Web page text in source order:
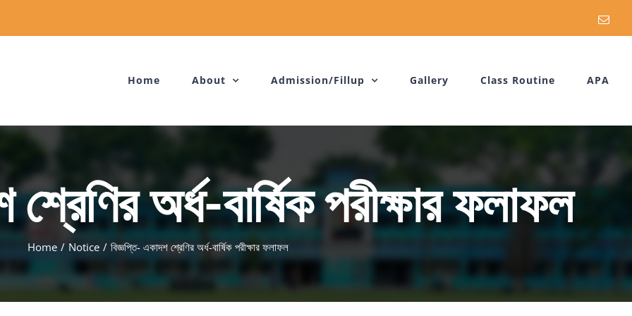
Home About Admission/Fillup Gallery Class Routine APA
অর্ধ-বার্ষিক পরীক্ষার ফলাফল
Home / Notice / বিজ্ঞপ্তি- একাদশ শ্রেণির অর্ধ-বার্ষিক পরীক্ষার ফলাফল